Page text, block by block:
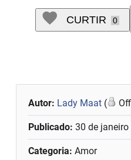
CURTIR 0
Autor: Lady Maat (
Publicado:30 de
Categoria: Amor